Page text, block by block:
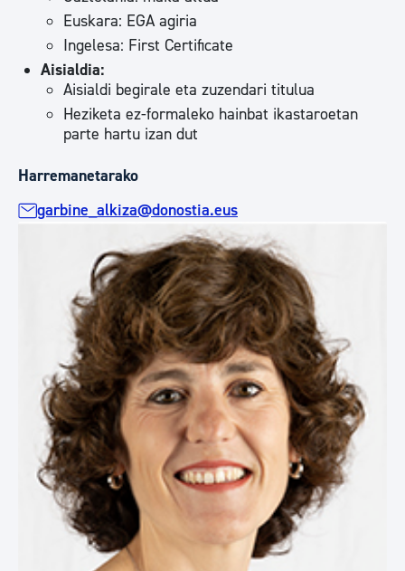
Euskara: EGA agiria
Ingelesa: First Certificate
Aisialdia:
Aisialdi begirale eta zuzendari titulua
Heziketa ez-formaleko hainbat ikastaroetan
parte hartu izan dut
Harremanetarako
garbine_alkiza@donostia.eus